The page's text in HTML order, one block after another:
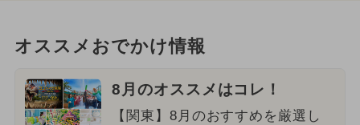
オススメおでかけ情報
8月のオススメはコレ！
【関東】8月のおすすめを厳選し